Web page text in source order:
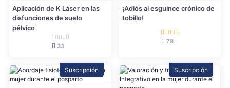
Aplicación de K Láser en las
disfunciones de suelo
pélvico
33
¡Adiós al esguince crónico de
tobillo!
78
Suscripción Suscripción